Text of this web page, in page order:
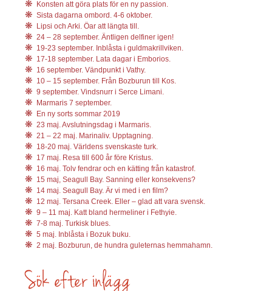
Konsten att göra plats för en ny passion.
Sista dagarna ombord. 4-6 oktober.
Lipsi och Arki. Öar att längta till.
24 – 28 september. Äntligen delfiner igen!
19-23 september. Inblåsta i guldmakrillviken.
17-18 september. Lata dagar i Emborios.
16 september. Vändpunkt i Vathy.
10 – 15 september. Från Bozburun till Kos.
9 september. Vindsnurr i Serce Limani.
Marmaris 7 september.
En ny sorts sommar 2019
23 maj. Avslutningsdag i Marmaris.
21 – 22 maj. Marinaliv. Upptagning.
18-20 maj. Världens svenskaste turk.
17 maj. Resa till 600 år före Kristus.
16 maj. Tolv fendrar och en kätting från katastrof.
15 maj, Seagull Bay. Sanning eller konsekvens?
14 maj. Seagull Bay. Är vi med i en film?
12 maj. Tersana Creek. Eller – glad att vara svensk.
9 – 11 maj. Katt bland hermeliner i Fethyie.
7-8 maj. Turkisk blues.
5 maj. Inblåsta i Bozuk buku.
2 maj. Bozburun, de hundra guleternas hemmahamn.